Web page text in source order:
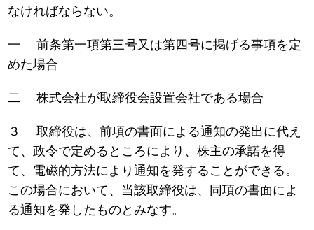
なければならない。
一 前条第一項第三号又は第四号に掲げる事項を定
めた場合
二 株式会社が取締役会設置会社である場合
３ 取締役は、前項の書面による通知の発出に代え
て、政令で定めるところにより、株主の承諾を得
て、電磁的方法により通知を発することができる。
この場合において、当該取締役は、同項の書面によ
る通知を発したものとみなす。